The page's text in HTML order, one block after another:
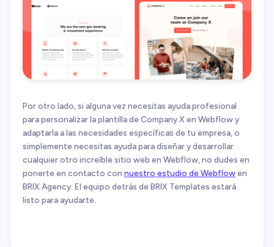
Por otro lado, si alguna vez necesitas ayuda profesional
para personalizar la plantilla de Company X en Webflow y
adaptarla a las necesidades específicas de tu empresa, o
simplemente necesitas ayuda para diseñar y desarrollar
cualquier otro increíble sitio web en Webflow, no dudes en
ponerte en contacto con nuestro estudio de Webflowen
BRIX Agency. El equipo detrás de BRIX Templates estará
listo para ayudarte.